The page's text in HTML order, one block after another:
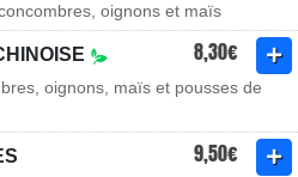
oignons et maïs
8,30€
oignons, maïs et pousses de
9,50€